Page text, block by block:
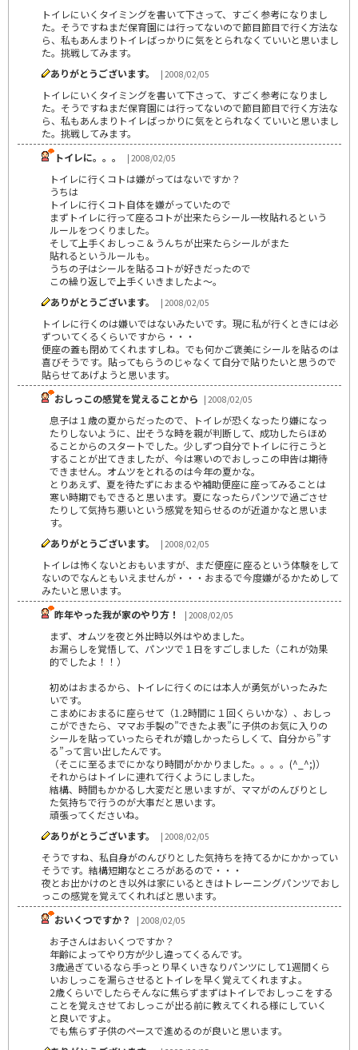
トイレにいくタイミングを書いて下さって、すごく参考になりまし
た。そうですねまだ保育園には行ってないので節目節目で行く方法な
ら、私もあんまりトイレばっかりに気をとられなくていいと思いまし
た。挑戦してみます。
ありがとうございます。
| 2008/02/05
トイレにいくタイミングを書いて下さって、すごく参考になりまし
た。そうですねまだ保育園には行ってないので節目節目で行く方法な
ら、私もあんまりトイレばっかりに気をとられなくていいと思いまし
た。挑戦してみます。
トイレに。。。
| 2008/02/05
トイレに行くコトは嫌がってはないですか？
うちは
トイレに行くコト自体を嫌がっていたので
まずトイレに行って座るコトが出来たらシール一枚貼れるという
ルールをつくりました。
そして上手くおしっこ＆うんちが出来たらシールがまた
貼れるというルールも。
うちの子はシールを貼るコトが好きだったので
この繰り返しで上手くいきましたよ～。
ありがとうございます。
| 2008/02/05
トイレに行くのは嫌いではないみたいです。現に私が行くときには必
ずついてくるくらいですから・・・
便座の蓋も閉めてくれますしね。でも何かご褒美にシールを貼るのは
喜びそうです。貼ってもらうのじゃなくて自分で貼りたいと思うので
貼らせてあげようと思います。
おしっこの感覚を覚えることから | 2008/02/05
息子は１歳の夏からだったので、トイレが恐くなったり嫌になっ
たりしないように、出そうな時を親が判断して、成功したらほめ
ることからのスタートでした。少しずつ自分でトイレに行こうと
することが出てきましたが、今は寒いのでおしっこの申告は期待
できません。オムツをとれるのは今年の夏かな。
とりあえず、夏を待たずにおまるや補助便座に座ってみることは
寒い時期でもできると思います。夏になったらパンツで過ごさせ
たりして気持ち悪いという感覚を知らせるのが近道かなと思いま
す。
ありがとうございます。
| 2008/02/05
トイレは怖くないとおもいますが、まだ便座に座るという体験をして
ないのでなんともいえませんが・・・おまるで今度嫌がるかためして
みたいと思います。
昨年やった我が家のやり方！
| 2008/02/05
まず、オムツを夜と外出時以外はやめました。
お漏らしを覚悟して、パンツで１日をすごしました（これが効果
的でしたよ！！）
初めはおまるから、トイレに行くのには本人が勇気がいったみた
いです。
こまめにおまるに座らせて（1.2時間に１回くらいかな）、おしっ
こができたら、ママお手製の”できたよ表”に子供のお気に入りの
シールを貼っていったらそれが嬉しかったらしくて、自分から”す
る”って言い出したんです。
（そこに至るまでにかなり時間がかかりました。。。。(^_^;)）
それからはトイレに連れて行くようにしました。
結構、時間もかかるし大変だと思いますが、ママがのんびりとし
た気持ちで行うのが大事だと思います。
頑張ってくださいね。
ありがとうございます。
| 2008/02/05
そうですね、私自身がのんびりとした気持ちを持てるかにかかってい
そうです。結構短期なところがあるので・・・
夜とお出かけのとき以外は家にいるときはトレーニングパンツでおし
っこの感覚を覚えてくれればと思います。
おいくつですか？
| 2008/02/05
お子さんはおいくつですか？
年齢によってやり方が少し違ってくるんです。
3歳過ぎているなら手っとり早くいきなりパンツにして1週間くら
いおしっこを漏らさせるとトイレを早く覚えてくれますよ。
2歳くらいでしたらそんなに焦らずまずはトイレでおしっこをする
ことを覚えさせておしっこが出る前に教えてくれる様にしていく
と良いですよ。
でも焦らず子供のペースで進めるのが良いと思います。